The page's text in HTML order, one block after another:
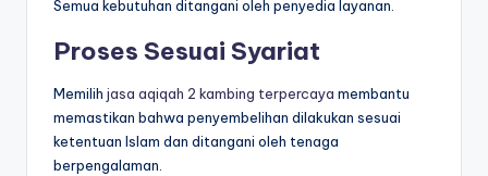
Semua kebutuhan ditangani oleh penyedia layanan.
Proses Sesuai Syariat
Memilih jasa aqiqah 2 kambing terpercaya membantu
memastikan bahwa penyembelihan dilakukan sesuai
ketentuan Islam dan ditangani oleh tenaga
berpengalaman.